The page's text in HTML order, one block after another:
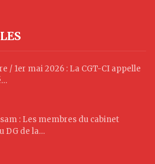
/ 1er mai 2026 : La CGT-CI appelle
: Les membres du cabinet
DG de la…